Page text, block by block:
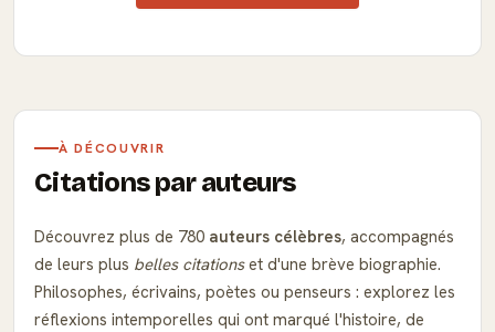
À DÉCOUVRIR
Citations par auteurs
Découvrez plus de 780 auteurs célèbres, accompagnés
de leurs plus belles citationset d'une brève biographie.
Philosophes, écrivains, poètes ou penseurs : explorez les
réflexions intemporelles qui ont marqué l'histoire, de